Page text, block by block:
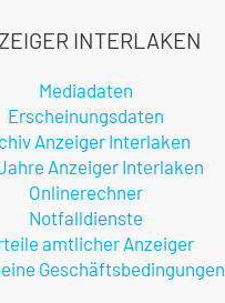
INTERLAKEN
Mediadaten
Erscheinungsdaten
Anzeiger Interlaken
Anzeiger Interlaken
Onlinerechner
Notfalldienste
amtlicher Anzeiger
Geschäftsbedingungen